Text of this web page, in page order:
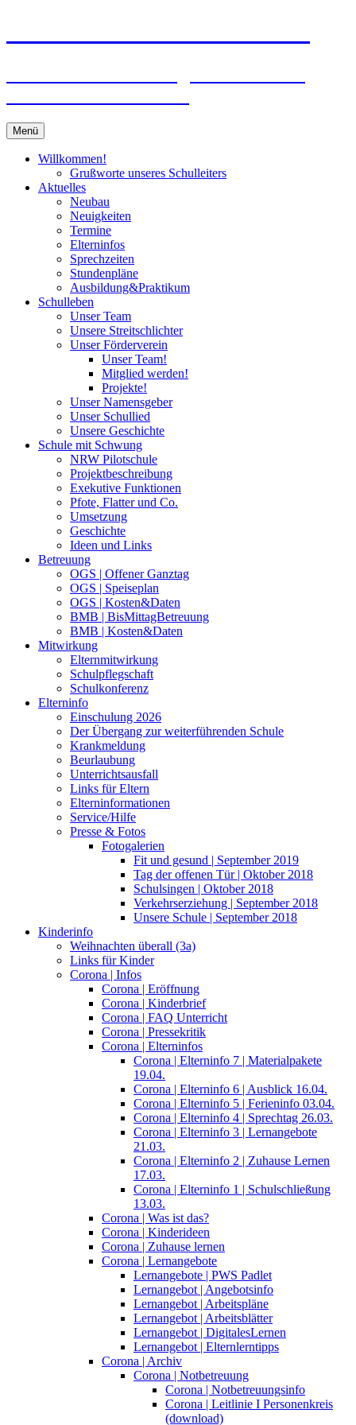
Menü
Willkommen!
Grußworte unseres Schulleiters
Aktuelles
Neubau
Neuigkeiten
Termine
Elterninfos
Sprechzeiten
Stundenpläne
Ausbildung&Praktikum
Schulleben
Unser Team
Unsere Streitschlichter
Unser Förderverein
Unser Team!
Mitglied werden!
Projekte!
Unser Namensgeber
Unser Schullied
Unsere Geschichte
Schule mit Schwung
NRW Pilotschule
Projektbeschreibung
Exekutive Funktionen
Pfote, Flatter und Co.
Umsetzung
Geschichte
Ideen und Links
Betreuung
OGS | Offener Ganztag
OGS | Speiseplan
OGS | Kosten&Daten
BMB | BisMittagBetreuung
BMB | Kosten&Daten
Mitwirkung
Elternmitwirkung
Schulpflegschaft
Schulkonferenz
Elterninfo
Einschulung 2026
Der Übergang zur weiterführenden Schule
Krankmeldung
Beurlaubung
Unterrichtsausfall
Links für Eltern
Elterninformationen
Service/Hilfe
Presse & Fotos
Fotogalerien
Fit und gesund | September 2019
Tag der offenen Tür | Oktober 2018
Schulsingen | Oktober 2018
Verkehrserziehung | September 2018
Unsere Schule | September 2018
Kinderinfo
Weihnachten überall (3a)
Links für Kinder
Corona | Infos
Corona | Eröffnung
Corona | Kinderbrief
Corona | FAQ Unterricht
Corona | Pressekritik
Corona | Elterninfos
Corona | Elterninfo 7 | Materialpakete
19.04.
Corona | Elterninfo 6 | Ausblick 16.04.
Corona | Elterninfo 5 | Ferieninfo 03.04.
Corona | Elterninfo 4 | Sprechtag 26.03.
Corona | Elterninfo 3 | Lernangebote
21.03.
Corona | Elterninfo 2 | Zuhause Lernen
17.03.
Corona | Elterninfo 1 | Schulschließung
13.03.
Corona | Was ist das?
Corona | Kinderideen
Corona | Zuhause lernen
Corona | Lernangebote
Lernangebote | PWS Padlet
Lernangebot | Angebotsinfo
Lernangebot | Arbeitspläne
Lernangebot | Arbeitsblätter
Lernangebot | DigitalesLernen
Lernangebot | Elternlerntipps
Corona | Archiv
Corona | Notbetreuung
Corona | Notbetreuungsinfo
Corona | Leitlinie I Personenkreis
(download)